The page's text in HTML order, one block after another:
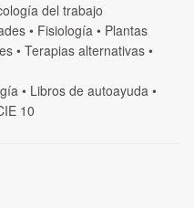
del trabajo
• Fisiología • Plantas
• Terapias alternativas •
• Libros de autoayuda •
10